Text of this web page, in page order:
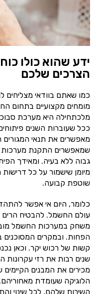
ידע שהוא כולו
הצרכים שלכם
כמו שאתם בוודאי מצליחים
מומחים מקצועיים בתחום
מלכתחילה היא מערכת
ככל שעוברות השנים
שמאפשרים התקנת מערכות
גבוה ללא בעיה. ומאידך
מיומן שישמור על כל
שוטפת קבועה.
כלומר, היום אי אפשר
עולם החשמל. להבטיח הרים
משחק במערכות החשמל
הפחות. ובמקרים
קשות של רכוש יקר. וכאן
שנים רבות את רזי
מכירים את המבנים הקיימים
הלוגיקה שעומדת
השירות שלהם, לכל שינוי